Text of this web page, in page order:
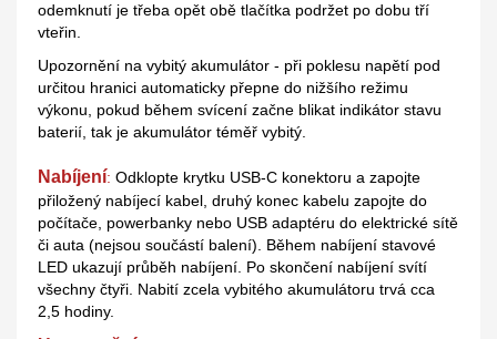
odemknutí je třeba opět obě tlačítka podržet po dobu tří
vteřin.
Upozornění na vybitý akumulátor - při poklesu napětí pod
určitou hranici automaticky přepne do nižšího režimu
výkonu, pokud během svícení začne blikat indikátor stavu
baterií, tak je akumulátor téměř vybitý.
Nabíjení: Odklopte krytku USB-C konektoru a zapojte
přiložený nabíjecí kabel, druhý konec kabelu zapojte do
počítače, powerbanky nebo USB adaptéru do elektrické sítě
či auta (nejsou součástí balení). Během nabíjení stavové
LED ukazují průběh nabíjení. Po skončení nabíjení svítí
všechny čtyři. Nabití zcela vybitého akumulátoru trvá cca
2,5 hodiny.